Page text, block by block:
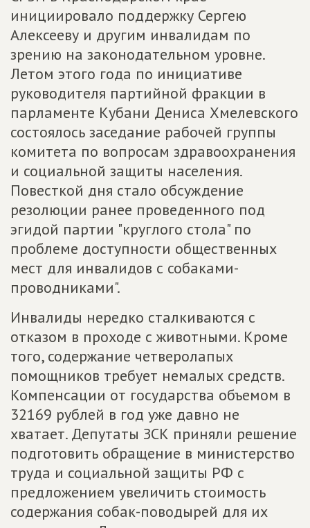
инициировало поддержку Сергею
Алексееву и другим инвалидам по
зрению на законодательном уровне.
Летом этого года по инициативе
руководителя партийной фракции в
парламенте Кубани Дениса Хмелевского
состоялось заседание рабочей группы
комитета по вопросам здравоохранения
и социальной защиты населения.
Повесткой дня стало обсуждение
резолюции ранее проведенного под
эгидой партии "круглого стола" по
проблеме доступности общественных
мест для инвалидов с собаками-
проводниками".
Инвалиды нередко сталкиваются с
отказом в проходе с животными. Кроме
того, содержание четверолапых
помощников требует немалых средств.
Компенсации от государства объемом в
32169 рублей в год уже давно не
хватает. Депутаты ЗСК приняли решение
подготовить обращение в министерство
труда и социальной защиты РФ с
предложением увеличить стоимость
содержания собак-поводырей для их